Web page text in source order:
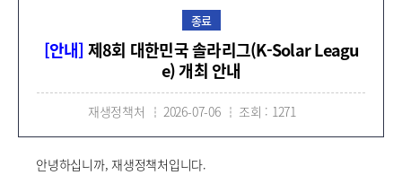
종료
[안내] 제8회 대한민국 솔라리그(K-Solar Leagu
e) 개최 안내
재생정책처 2026-07-06 조회 : 1271
안녕하십니까, 재생정책처입니다.